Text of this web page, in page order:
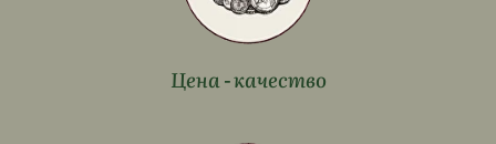
Цена - качество